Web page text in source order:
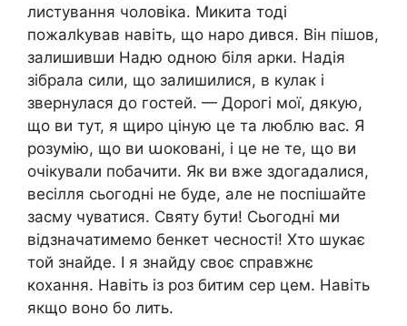
листування чоловіка. Микита тоді
пожалkував навіть, що наро дився. Він пішов,
залишивши Надю одною біля арки. Надія
зібрала сили, що залишилися, в кулак і
звернулася до гостей. — Дорогі мої, дякую,
що ви тут, я щиро ціную це та люблю вас. Я
розумію, що ви աоковані, і це не те, що ви
очікували побачити. Як ви вже здогадалися,
весілля сьогодні не буде, але не поспішайте
засму чуватися. Святу бути! Сьогодні ми
відзначатимемо бенкет чесності! Хто шукає
той знайде. І я знайду своє справжнє
кохання. Навіть із роз битим сер цем. Навіть
якщо воно бо лить.